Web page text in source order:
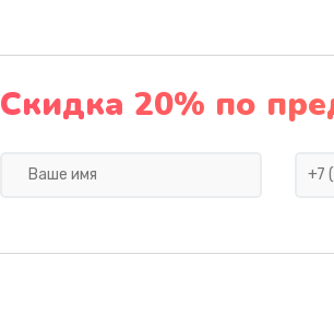
Скидка 20% по